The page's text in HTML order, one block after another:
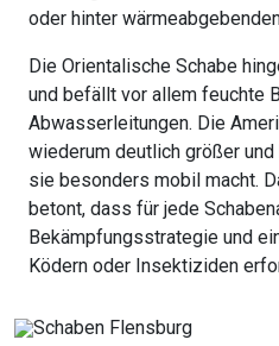
oder hinter
Die Orientalische Schabe
und befällt vor allem feuchte
Abwasserleitungen. Die
wiederum deutlich größer
sie besonders mobil macht.
betont, dass für jede
Bekämpfungsstrategie und
Ködern oder Insektiziden